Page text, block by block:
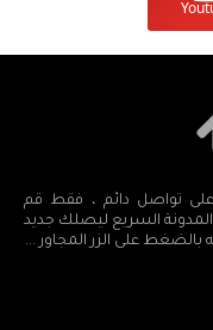
على تواصل دائم ، فقط قم
المدونة السريع ليصلك جديد
بالضغط على الزر المجاور ...